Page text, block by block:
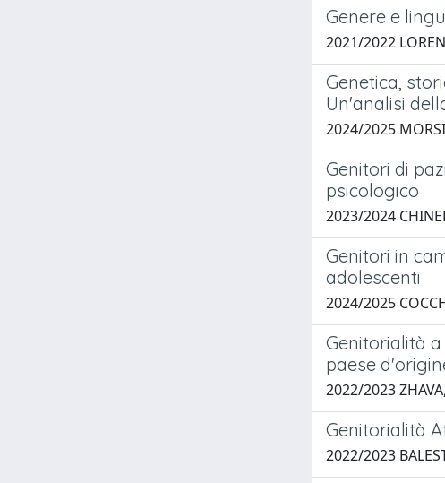
Genere e
2021/2022
Genetica,
Un'analisi
2024/2025
Genitori di
psicologico
2023/2024
Genitori in
adolescenti
2024/2025
Genitorialità
paese
2022/2023
Genitorialità
2022/2023